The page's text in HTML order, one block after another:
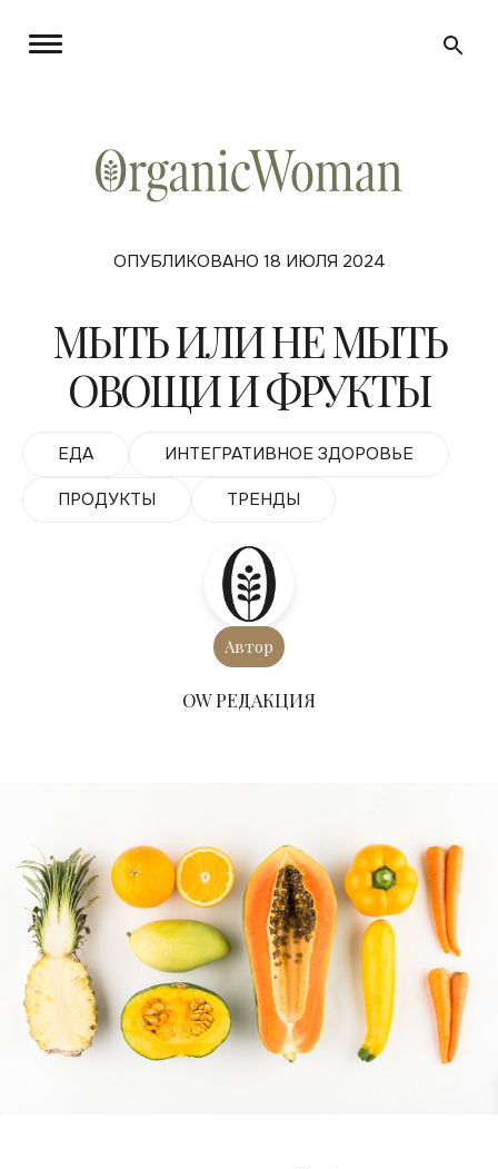
ОПУБЛИКОВАНО 18 ИЮЛЯ 2024
МЫТЬ ИЛИ НЕ МЫТЬ
ОВОЩИ И ФРУКТЫ
ЕДА ИНТЕГРАТИВНОЕ ЗДОРОВЬЕ
ПРОДУКТЫ ТРЕНДЫ
Автор
ОW РЕДАКЦИЯ